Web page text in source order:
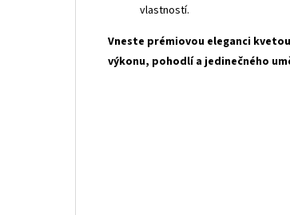
vlastností.
Vneste prémiovou eleganci
výkonu, pohodlí a jedinečného